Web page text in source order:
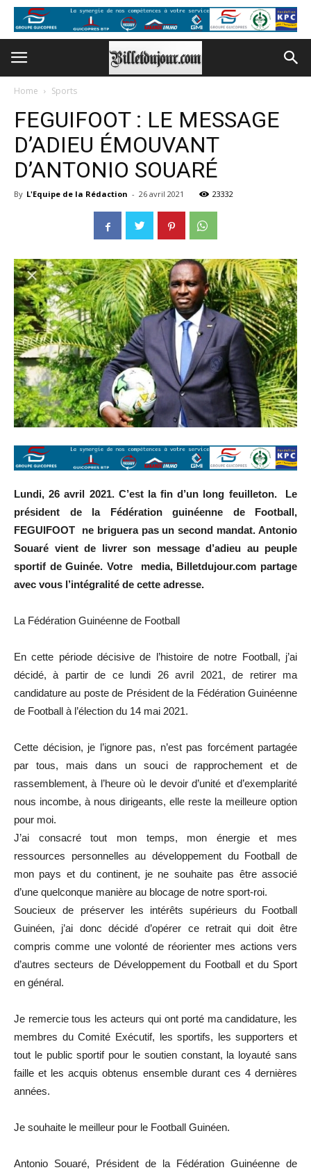
Home Sports
FEGUIFOOT : LE MESSAGE
D’ADIEU ÉMOUVANT
D’ANTONIO SOUARÉ
By L'Equipe de la Rédaction - 26 avril 2021 23332
Lundi, 26 avril 2021. C’est la fin d’un long feuilleton. Le
président de la Fédération guinéenne de Football,
FEGUIFOOT ne briguera pas un second mandat. Antonio
Souaré vient de livrer son message d’adieu au peuple
sportif de Guinée. Votre media, Billetdujour.com partage
avec vous l’intégralité de cette adresse.
La Fédération Guinéenne de Football
En cette période décisive de l’histoire de notre Football, j’ai
décidé, à partir de ce lundi 26 avril 2021, de retirer ma
candidature au poste de Président de la Fédération Guinéenne
de Football à l’élection du 14 mai 2021.
Cette décision, je l’ignore pas, n’est pas forcément partagée
par tous, mais dans un souci de rapprochement et de
rassemblement, à l’heure où le devoir d’unité et d’exemplarité
nous incombe, à nous dirigeants, elle reste la meilleure option
pour moi.
J’ai consacré tout mon temps, mon énergie et mes
ressources personnelles au développement du Football de
mon pays et du continent, je ne souhaite pas être associé
d’une quelconque manière au blocage de notre sport-roi.
Soucieux de préserver les intérêts supérieurs du Football
Guinéen, j’ai donc décidé d’opérer ce retrait qui doit être
compris comme une volonté de réorienter mes actions vers
d’autres secteurs de Développement du Football et du Sport
en général.
Je remercie tous les acteurs qui ont porté ma candidature, les
membres du Comité Exécutif, les sportifs, les supporters et
tout le public sportif pour le soutien constant, la loyauté sans
faille et les acquis obtenus ensemble durant ces 4 dernières
années.
Je souhaite le meilleur pour le Football Guinéen.
Antonio Souaré, Président de la Fédération Guinéenne de